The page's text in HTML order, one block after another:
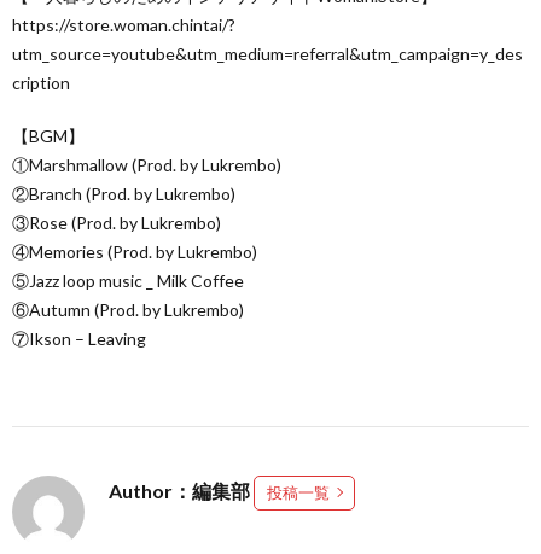
https://store.woman.chintai/?
utm_source=youtube&utm_medium=referral&utm_campaign=y_des
cription
【BGM】
①Marshmallow (Prod. by Lukrembo)
②Branch (Prod. by Lukrembo)
③Rose (Prod. by Lukrembo)
④Memories (Prod. by Lukrembo)
⑤Jazz loop music _ Milk Coffee
⑥Autumn (Prod. by Lukrembo)
⑦Ikson – Leaving
Author：編集部 投稿一覧